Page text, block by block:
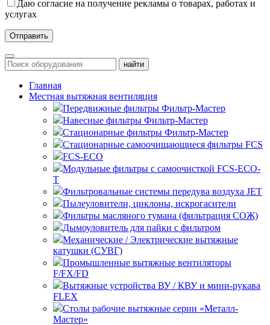
Даю согласие на получение рекламы о товарах, работах и
услугах
Главная
Местная вытяжная вентиляция
Передвижные
Навесные
Стационарные
Стационарные самоочищающиеся
FCS
FCS-ECO
Модульные
с самоочисткой FCS-ECO-
T
Фильтровальные системы передува воздуха JET
Пылеуловители, циклоны, искрогасители
Фильтры масляного тумана (фильтрация СОЖ)
Дымоуловитель для пайки с фильтром
Механические / Электрические вытяжные
катушки (СУВГ)
Промышленные вытяжные вентиляторы
F/FX/FD
Вытяжные устройства ВУ / КВУ и мини-рукава
FLEX
Столы рабочие вытяжные серии «Металл-
Мастер»